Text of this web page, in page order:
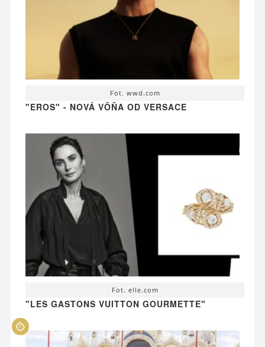
Fot. wwd.com
"EROS" - NOVÁ VÔŇA OD VERSACE
Fot. elle.com
"LES GASTONS VUITTON GOURMETTE"